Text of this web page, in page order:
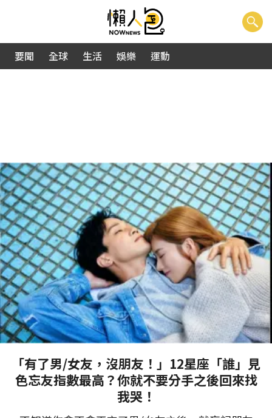
要聞 全球 生活 娛樂 運動
「有了男/女友，沒朋友！」12星座「誰」見
色忘友指數最高？你就不要分手之後回來找
我哭！